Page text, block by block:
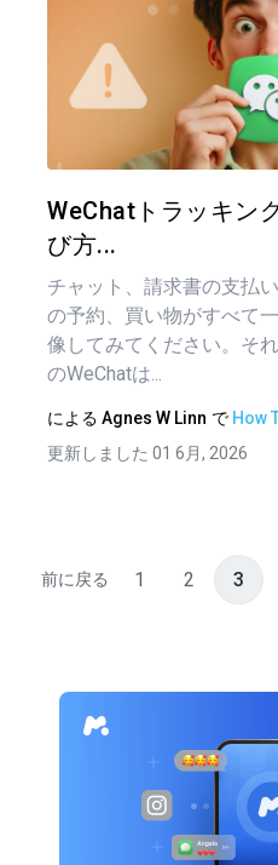
WeChatトラッキン
び方...
チャット、請求書の支払
の予約、買い物がすべて
像してみてください。そ
のWeChatは...
による Agnes W Linn で How
更新しました 01 6月, 2026
前に戻る 1 2 3